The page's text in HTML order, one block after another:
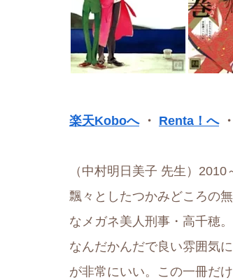
楽天Koboへ・ Renta！へ・
（中村明日美子 先生）2010
飄々としたつかみどころの
なメガネ美人刑事・高千穂。
なんだかんだで良い雰囲気
が非常にいい。この一冊だ